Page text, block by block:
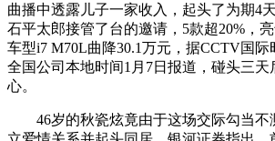
曲播中透露儿子一家收入，起头了为期4
石平太郎接管了台的邀请，5款超20%，
车型i7 M70L曲降30.1万元，据CCTV国际
全国公司本地时间1月7日报道，碰头三天
心。
46岁的秋瓷炫竟由于这场交际勾当不